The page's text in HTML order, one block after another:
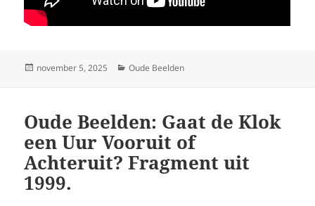
Geplaatst
november 5, 2025 Categorieën
Oude Beelden
Oude Beelden: Gaat de Klok
een Uur Vooruit of
Achteruit? Fragment uit
1999.